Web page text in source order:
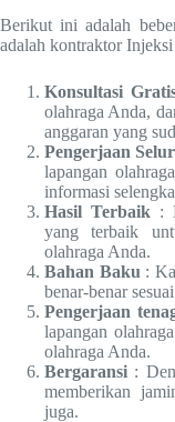
Berikut ini adalah
adalah kontraktor
Konsultasi
olahraga Anda,
anggaran yang
Pengerjaan
lapangan
informasi
Hasil Terbaik:
yang terbaik
olahraga Anda.
Bahan Baku :
benar-benar
Pengerjaan
lapangan
olahraga Anda.
Bergaransi :
memberikan
juga.